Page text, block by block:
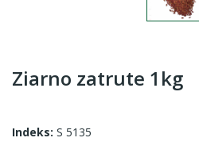
Ziarno zatrute 1kg
Indeks: S 5135